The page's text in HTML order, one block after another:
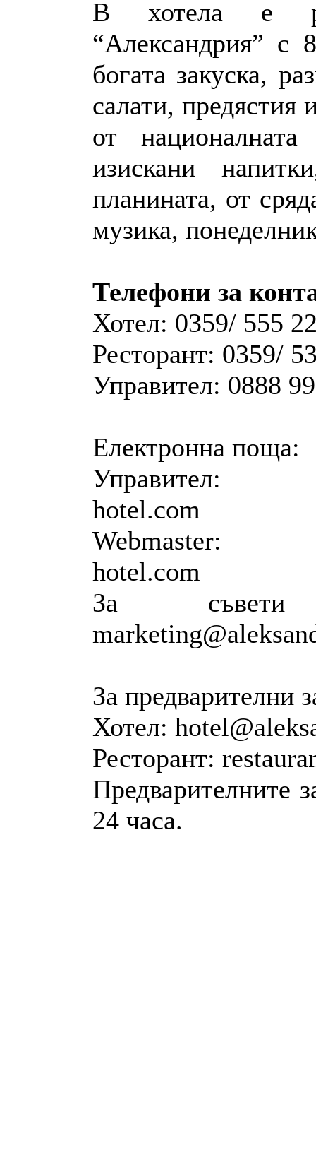
В хотела е
“Александрия” с
богата закуска,
салати, предястия
от
изискани
планината, от
музика,
Телефони за
Хотел: 0359/ 555
Ресторант: 0359/
Управител: 0888
Електронна поща:
Управител:
hotel.com
Webmaster:
hotel.com
За
За предварителни
Хотел:
Ресторант:
Предварителните
24 часа.